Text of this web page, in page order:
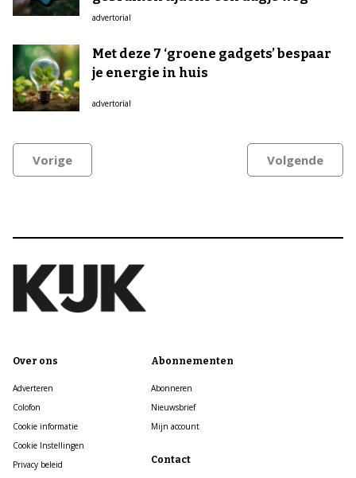
advertorial
Met deze 7 ‘groene gadgets’ bespaar
je energie in huis
advertorial
Vorige Volgende
Over ons
Adverteren
Colofon
Cookie informatie
Cookie Instellingen
Privacy beleid
Abonnementen
Abonneren
Nieuwsbrief
Mijn account
Contact